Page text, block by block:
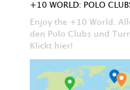
+10 WORLD: POLO
Enjoy the +10 World.
den Polo Clubs und
Klickt hier!